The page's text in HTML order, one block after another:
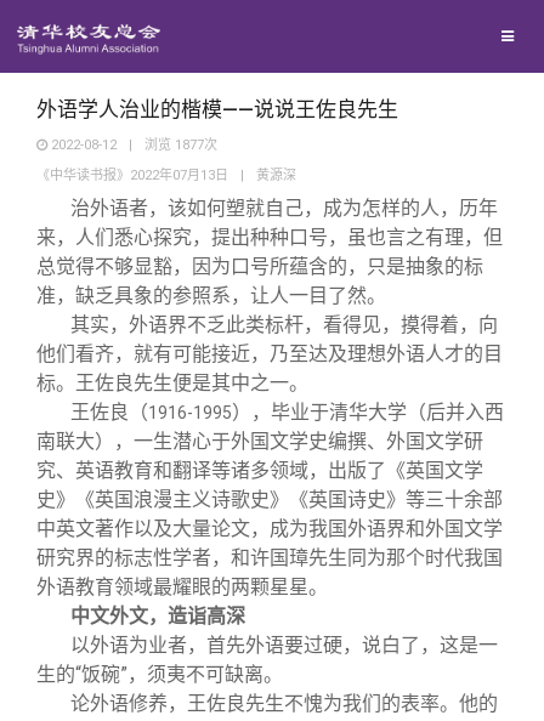
西南联大校友会
义工计划
新媒体平台
青春风采
校友文苑
校友讲坛
校友视界
校友服务
终身学习
信息化服务
三创大赛
实用信息
校友总会
总会简介
会长致辞
总会章程
关闭
外语学人治业的楷模——说说王佐良先生
2022-08-12 | 浏览 1877次
《中华读书报》2022年07月13日
| 黄源深
治外语者，该如何塑就自己，成为怎样的人，历年
来，人们悉心探究，提出种种口号，虽也言之有理，但
总觉得不够显豁，因为口号所蕴含的，只是抽象的标
准，缺乏具象的参照系，让人一目了然。
其实，外语界不乏此类标杆，看得见，摸得着，向
他们看齐，就有可能接近，乃至达及理想外语人才的目
标。王佐良先生便是其中之一。
王佐良（1916-1995），毕业于清华大学（后并入西
南联大），一生潜心于外国文学史编撰、外国文学研
究、英语教育和翻译等诸多领域，出版了《英国文学
史》《英国浪漫主义诗歌史》《英国诗史》等三十余部
中英文著作以及大量论文，成为我国外语界和外国文学
研究界的标志性学者，和许国璋先生同为那个时代我国
外语教育领域最耀眼的两颗星星。
中文外文，造诣高深
以外语为业者，首先外语要过硬，说白了，这是一
生的“饭碗”，须夷不可缺离。
论外语修养，王佐良先生不愧为我们的表率。他的